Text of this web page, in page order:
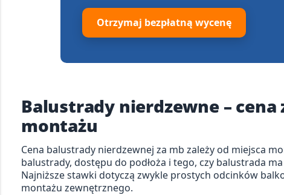
Otrzymaj bezpłatną wycenę
Balustrady nierdzewne – cena
montażu
Cena balustrady nierdzewnej za mb zależy od miejsca
balustrady, dostępu do podłoża i tego, czy balustrada
Najniższe stawki dotyczą zwykle prostych odcinków
montażu zewnętrznego.